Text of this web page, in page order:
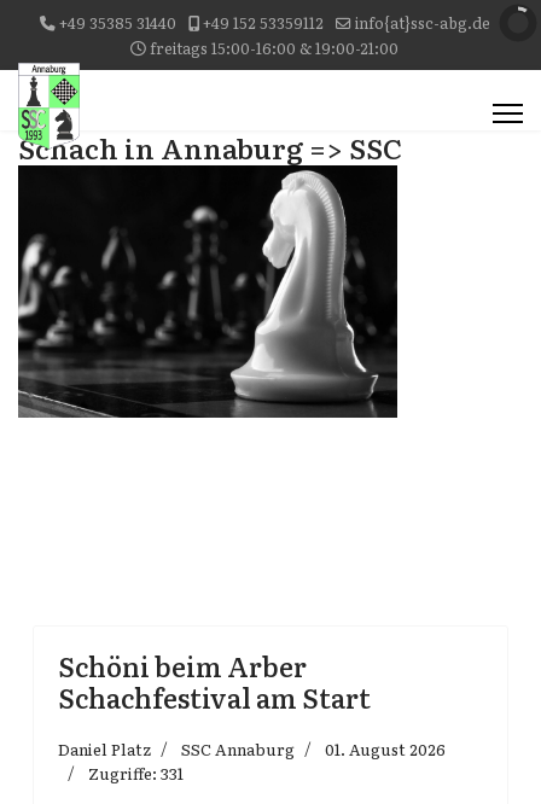
+49 35385 31440 +49 152 53359112
info{at}ssc-abg.de
freitags 15:00-16:00 & 19:00-21:00
Schach in Annaburg => SSC
Schöni beim Arber
Schachfestival am Start
Daniel Platz SSC Annaburg
01. August 2026
Zugriffe: 331